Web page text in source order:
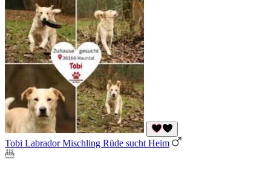
Tobi Labrador Mischling Rüde sucht Heim